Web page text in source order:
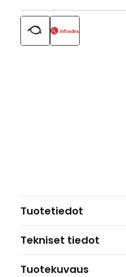
Tuotetiedot
Tekniset tiedot
Tuotekuvaus